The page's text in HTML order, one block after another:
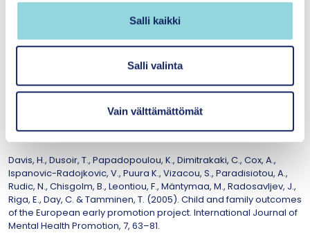
Salli kaikki
Salli valinta
Vain välttämättömät
interaktion mellan interventions- och
jämförelsegruppen (Puura mfl. 2005).
Interventionen har en måttligt stark
forskningsbaserad evidensgrad och effekt.
Litteratur
Davis, H., Dusoir, T., Papadopoulou, K., Dimitrakaki, C., Cox, A.,
Ispanovic-Radojkovic, V., Puura K., Vizacou, S., Paradisiotou, A.,
Rudic, N., Chisgolm, B., Leontiou, F., Mäntymaa, M., Radosavljev, J.,
Riga, E., Day, C. & Tamminen, T. (2005). Child and family outcomes
of the European early promotion project. International Journal of
Mental Health Promotion, 7, 63–81.